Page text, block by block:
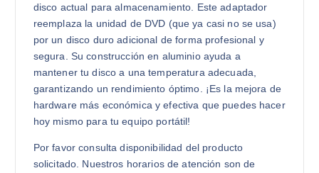
disco actual para almacenamiento. Este adaptador
reemplaza la unidad de DVD (que ya casi no se usa)
por un disco duro adicional de forma profesional y
segura. Su construcción en aluminio ayuda a
mantener tu disco a una temperatura adecuada,
garantizando un rendimiento óptimo. ¡Es la mejora de
hardware más económica y efectiva que puedes hacer
hoy mismo para tu equipo portátil!
Por favor consulta disponibilidad del producto
solicitado. Nuestros horarios de atención son de